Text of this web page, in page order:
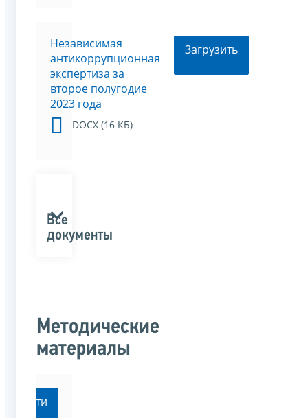
Независимая
антикоррупционная
экспертиза за
второе полугодие
2023 года
DOCX (16 КБ)
Загрузить
Все
документы
Методические
материалы
Перейти